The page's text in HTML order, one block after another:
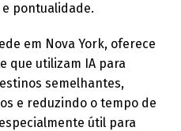
pontualidade.
em Nova York, oferece
que utilizam IA para
semelhantes,
e reduzindo o tempo de
útil para